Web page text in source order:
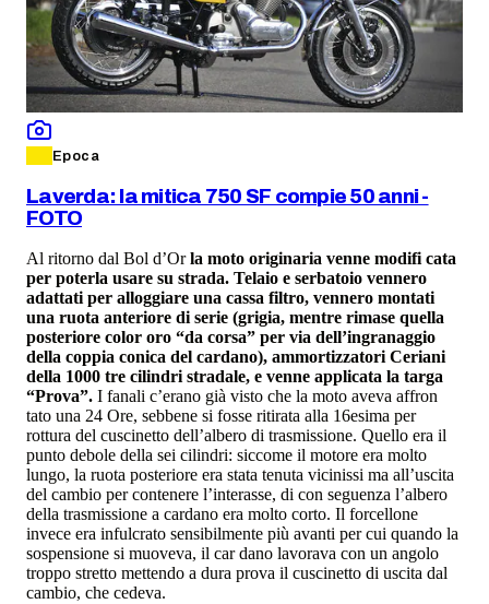
Epoca
Laverda: la mitica 750 SF compie 50 anni -
FOTO
Al ritorno dal Bol d’Orla moto originaria venne modifi cata
per poterla usare su strada. Telaio e serbatoio vennero
adattati per alloggiare una cassa filtro, vennero montati
una ruota anteriore di serie (grigia, mentre rimase quella
posteriore color oro “da corsa” per via dell’ingranaggio
della coppia conica del cardano), ammortizzatori Ceriani
della 1000 tre cilindri stradale, e venne applicata la targa
“Prova”. I fanali c’erano già visto che la moto aveva affron
tato una 24 Ore, sebbene si fosse ritirata alla 16esima per
rottura del cuscinetto dell’albero di trasmissione. Quello era il
punto debole della sei cilindri: siccome il motore era molto
lungo, la ruota posteriore era stata tenuta vicinissi ma all’uscita
del cambio per contenere l’interasse, di con seguenza l’albero
della trasmissione a cardano era molto corto. Il forcellone
invece era infulcrato sensibilmente più avanti per cui quando la
sospensione si muoveva, il car dano lavorava con un angolo
troppo stretto mettendo a dura prova il cuscinetto di uscita dal
cambio, che cedeva.